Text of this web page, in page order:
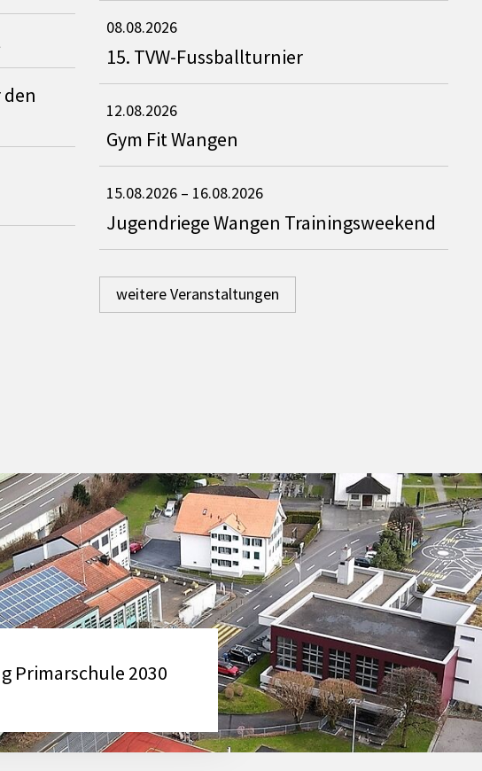
15. TVW-Fussballturnier
08.08.2026
Gym Fit Wangen
12.08.2026
Jugendriege Wangen Trainingsweekend
15.08.2026– 16.08.2026
weitere Veranstaltungen
Primarschule 2030